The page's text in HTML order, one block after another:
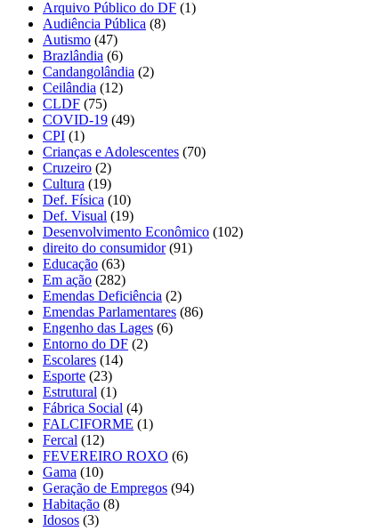
Arquivo Público do DF (1)
Audiência Pública (8)
Autismo (47)
Brazlândia (6)
Candangolândia (2)
Ceilândia (12)
CLDF (75)
COVID-19 (49)
CPI (1)
Crianças e Adolescentes (70)
Cruzeiro (2)
Cultura (19)
Def. Física (10)
Def. Visual (19)
Desenvolvimento Econômico (102)
direito do consumidor(91)
Educação (63)
Em ação (282)
Emendas Deficiência (2)
Emendas Parlamentares (86)
Engenho das Lages (6)
Entorno do DF (2)
Escolares (14)
Esporte (23)
Estrutural (1)
Fábrica Social (4)
FALCIFORME (1)
Fercal (12)
FEVEREIRO ROXO (6)
Gama (10)
Geração de Empregos (94)
Habitação (8)
Idosos (3)